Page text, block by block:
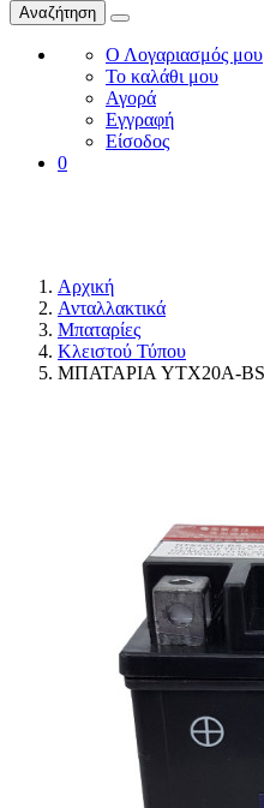
Αναζήτηση
Ο Λογαριασμός μου
Το καλάθι μου
Αγορά
Εγγραφή
Είσοδος
0
Αρχική
Ανταλλακτικά
Μπαταρίες
Κλειστού Τύπου
ΜΠΑΤΑΡΙΑ YTX20A-